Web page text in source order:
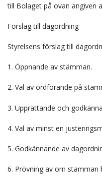
till Bolaget på ovan angiven
Förslag till dagordning
Styrelsens förslag till
1. Öppnande av stämman.
2. Val av ordförande på
3. Upprättande och
4. Val av minst en
5. Godkännande av
6. Prövning av om stämman